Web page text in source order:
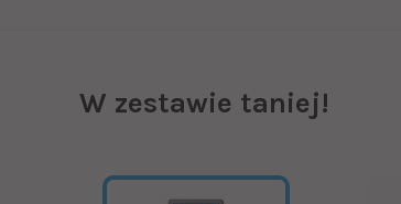
W zestawie taniej!